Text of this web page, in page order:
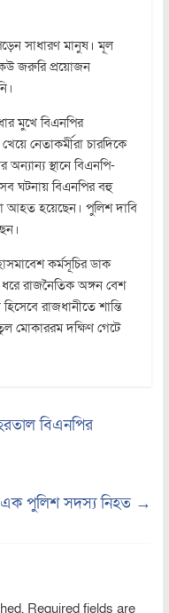
সাধারণ মানুষ। মূল
জরুরি প্রয়োজন
মুখে বিএনপির
নেতাকর্মীরা চারদিকে
স্থানে বিএনপি-
ঘটনায় বিএনপির বহু
আহত হয়েছেন। পুলিশ দাবি
কর্মসূচির ডাক
রাজনৈতিক অঙ্গন বেশ
রাজধানীতে শান্তি
মোকাররম দক্ষিণ গেটে
বিএনপির
এক পুলিশ সদস্য নিহত →
Required fields are